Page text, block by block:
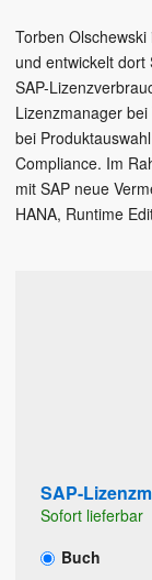
Torben
und entwickelt
SAP-
Lizenzmanager
bei
Compliance. Im
mit SAP neue
HANA, Runtime
SAP-
Sofort lieferbar
Buch